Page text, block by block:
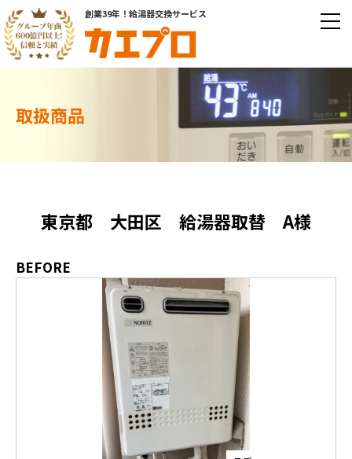
創業39年！給湯器交換サービス
取扱商品
東京都 大田区 給湯器取替 A様
BEFORE